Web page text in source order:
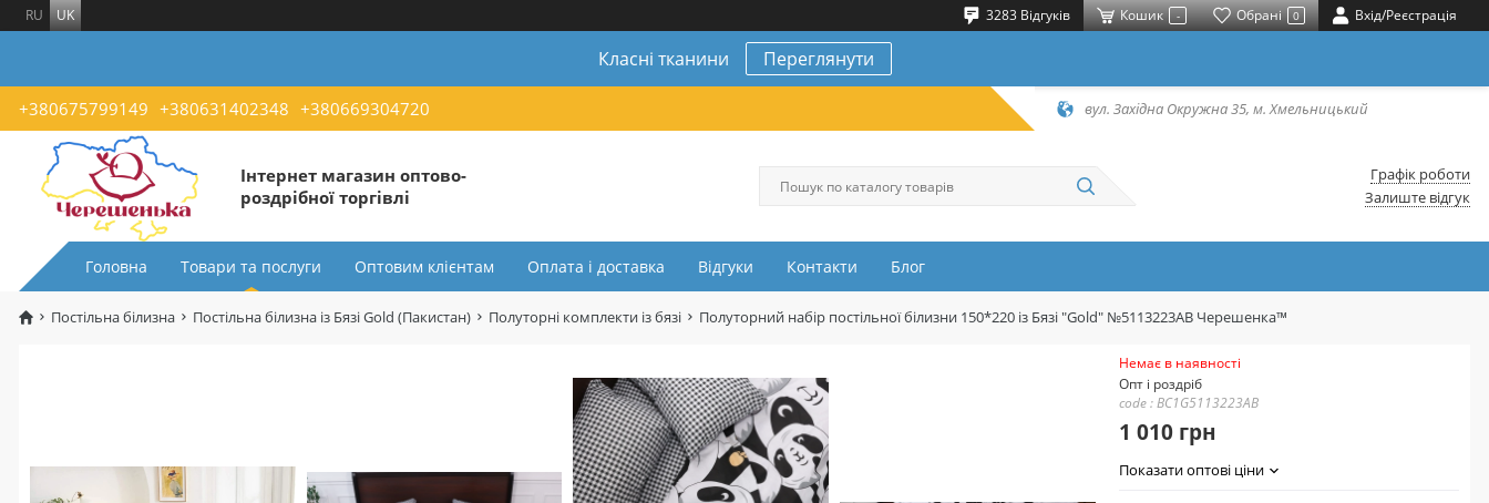
RU UK 3283 Відгуків Кошик - Обрані 0 Вхід/Реєстрація
Класні тканини Переглянути
+380675799149 +380631402348 +380669304720 вул. Західна Окружна 35, м. Хмельницький
Інтернет магазин оптово-
роздрібної торгівлі
Графік роботи
Залиште відгук
Головна Товари та послуги Оптовим клієнтам Оплата і доставка Відгуки Контакти Блог
Постільна білизна Постільна білизна із Бязі Gold (Пакистан) Полуторні комплекти із бязі Полуторний набір постільної білизни 150*220 із Бязі "Gold" №5113223AB Черешенка™
Немає в наявності
Опт і роздріб
code : BC1G5113223AB
1 010 грн
Показати оптові ціни